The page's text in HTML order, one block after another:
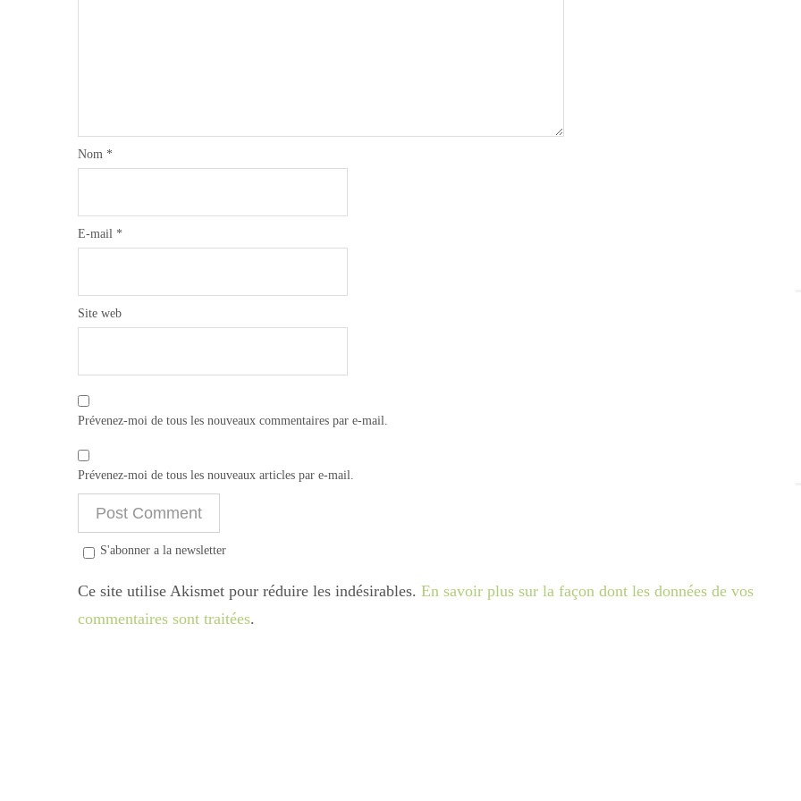
Nom *
E-mail *
Site web
Prévenez-moi de tous les nouveaux commentaires par e-mail.
Prévenez-moi de tous les nouveaux articles par e-mail.
S'abonner a la newsletter
Ce site utilise Akismet pour réduire les indésirables. En savoir plus sur la façon dont les données de vos
commentaires sont traitées.